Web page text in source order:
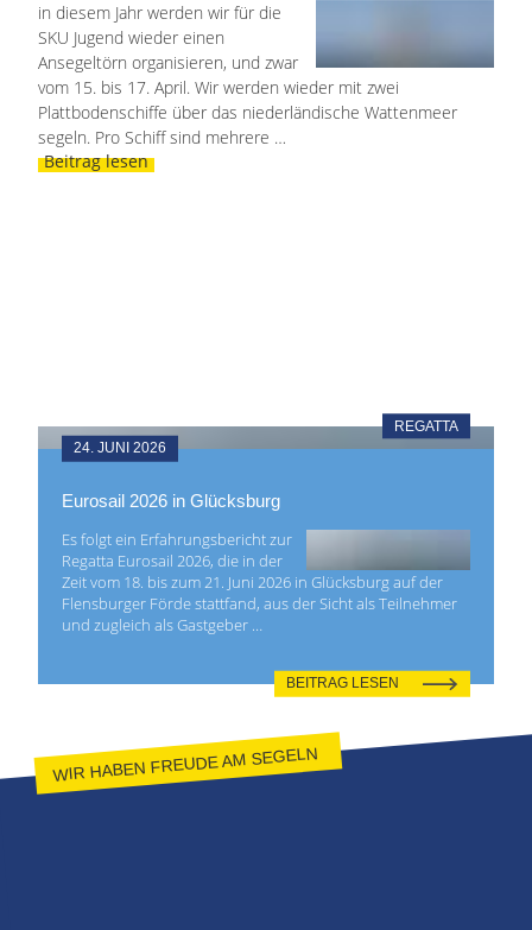
in diesem Jahr werden wir für die
SKU Jugend wieder einen
Ansegeltörn organisieren, und zwar
vom 15. bis 17. April. Wir werden wieder mit zwei
Plattbodenschiffe über das niederländische Wattenmeer
segeln. Pro Schiff sind mehrere …
Beitrag lesen
REGATTA
24. JUNI 2026
Eurosail 2026 in Glücksburg
Es folgt ein Erfahrungsbericht zur
Regatta Eurosail 2026, die in der
Zeit vom 18. bis zum 21. Juni 2026 in Glücksburg auf der
Flensburger Förde stattfand, aus der Sicht als Teilnehmer
und zugleich als Gastgeber …
BEITRAG LESEN
WIR HABEN FREUDE AM SEGELN